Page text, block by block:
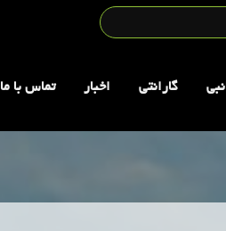
گارانتی اخبار تماس با ما